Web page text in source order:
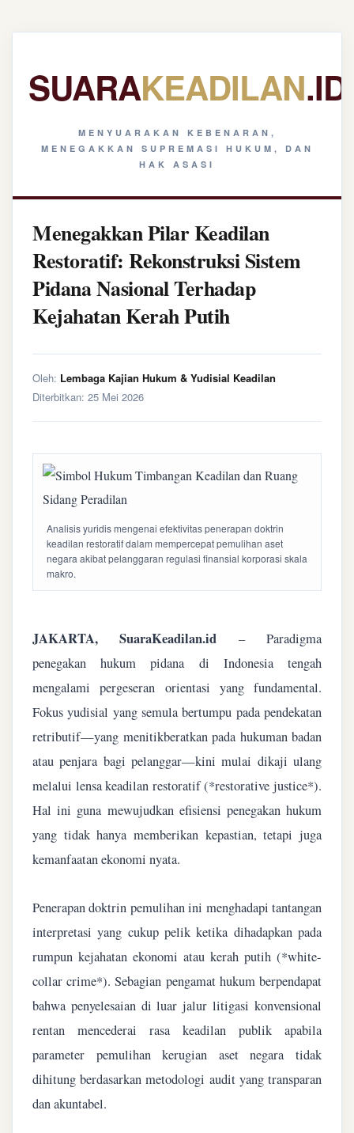
SUARAKEADILAN.ID
MENYUARAKAN KEBENARAN,
MENEGAKKAN SUPREMASI HUKUM, DAN
HAK ASASI
Menegakkan Pilar Keadilan
Restoratif: Rekonstruksi Sistem
Pidana Nasional Terhadap
Kejahatan Kerah Putih
Oleh: Lembaga Kajian Hukum & Yudisial Keadilan
Diterbitkan: 25 Mei 2026
Analisis yuridis mengenai efektivitas penerapan doktrin
keadilan restoratif dalam mempercepat pemulihan aset
negara akibat pelanggaran regulasi finansial korporasi skala
makro.
JAKARTA, SuaraKeadilan.id – Paradigma
penegakan hukum pidana di Indonesia tengah
mengalami pergeseran orientasi yang fundamental.
Fokus yudisial yang semula bertumpu pada pendekatan
retributif—yang menitikberatkan pada hukuman badan
atau penjara bagi pelanggar—kini mulai dikaji ulang
melalui lensa keadilan restoratif (*restorative justice*).
Hal ini guna mewujudkan efisiensi penegakan hukum
yang tidak hanya memberikan kepastian, tetapi juga
kemanfaatan ekonomi nyata.
Penerapan doktrin pemulihan ini menghadapi tantangan
interpretasi yang cukup pelik ketika dihadapkan pada
rumpun kejahatan ekonomi atau kerah putih (*white-
collar crime*). Sebagian pengamat hukum berpendapat
bahwa penyelesaian di luar jalur litigasi konvensional
rentan mencederai rasa keadilan publik apabila
parameter pemulihan kerugian aset negara tidak
dihitung berdasarkan metodologi audit yang transparan
dan akuntabel.